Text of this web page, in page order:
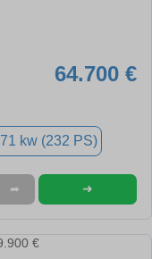
64.700 €
kw (232 PS)
➦ ➜